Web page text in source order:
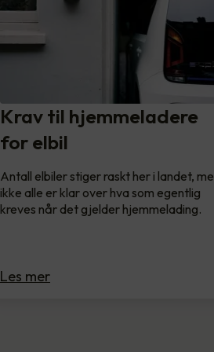
Krav til hjemmeladere
for elbil
Antall elbiler stiger raskt her i landet,
ikke alle er klar over hva som egentlig
kreves når det gjelder hjemmelading.
Les mer